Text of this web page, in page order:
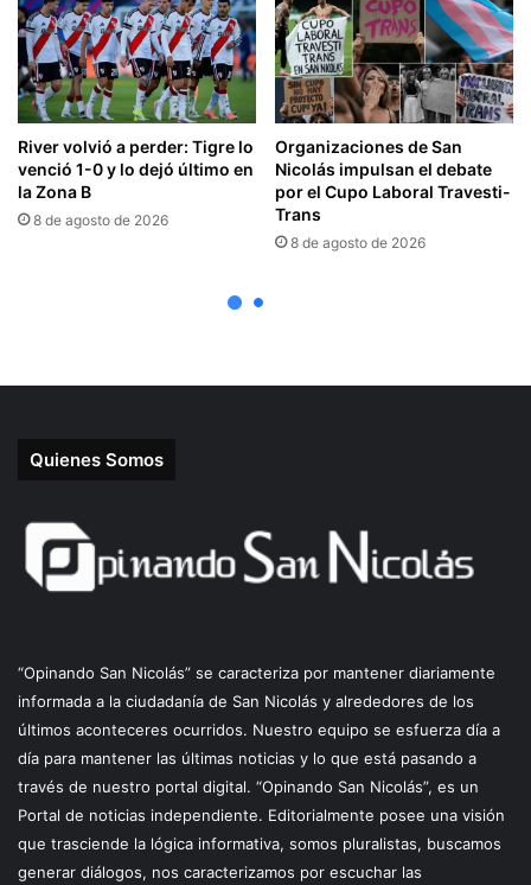
Quienes Somos
“Opinando San Nicolás” se caracteriza por mantener diariamente
informada a la ciudadanía de San Nicolás y alrededores de los
últimos aconteceres ocurridos. Nuestro equipo se esfuerza día a
día para mantener las últimas noticias y lo que está pasando a
través de nuestro portal digital. “Opinando San Nicolás”, es un
Portal de noticias independiente. Editorialmente posee una visión
que trasciende la lógica informativa, somos pluralistas, buscamos
generar diálogos, nos caracterizamos por escuchar las